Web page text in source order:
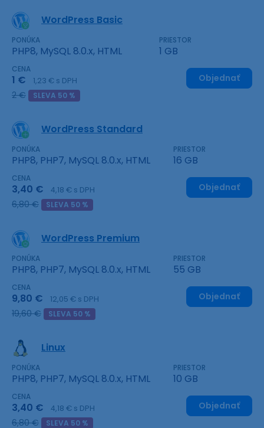
WordPress Basic
PONÚKA
PHP8, MySQL 8.0.x, HTML
PRIESTOR
1 GB
CENA
1 € 1,23 € s DPH
2 € SLEVA 50 %
Objednať
WordPress Standard
PONÚKA
PHP8, PHP7, MySQL 8.0.x, HTML
PRIESTOR
16 GB
CENA
3,40 € 4,18 € s DPH
6,80 € SLEVA 50 %
Objednať
WordPress Premium
PONÚKA
PHP8, PHP7, MySQL 8.0.x, HTML
PRIESTOR
55 GB
CENA
9,80 € 12,05 € s DPH
19,60 € SLEVA 50 %
Objednať
Linux
PONÚKA
PHP8, PHP7, MySQL 8.0.x, HTML
PRIESTOR
10 GB
CENA
3,40 € 4,18 € s DPH
6,80 € SLEVA 50 %
Objednať